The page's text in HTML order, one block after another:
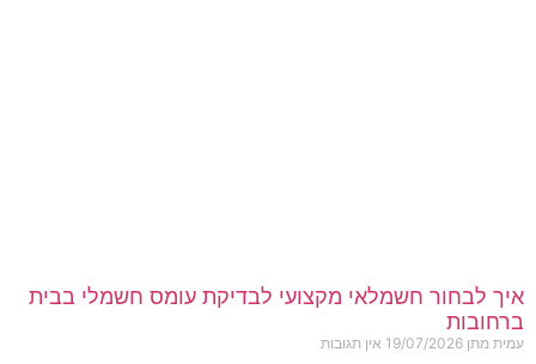
איך לבחור חשמלאי מקצועי לבדיקת עומס חשמלי בבית
ברחובות
עמית מתן 19/07/2026 אין תגובות